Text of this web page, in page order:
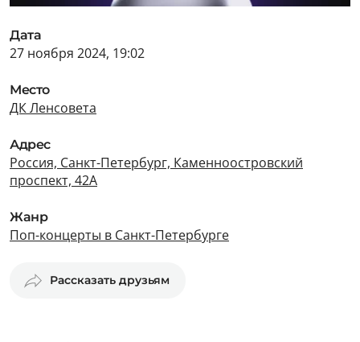
Дата
27 ноября 2024, 19:02
Место
ДК Ленсовета
Адрес
Россия, Санкт-Петербург, Каменноостровский
проспект, 42А
Жанр
Поп-концерты в Санкт-Петербурге
Рассказать друзьям